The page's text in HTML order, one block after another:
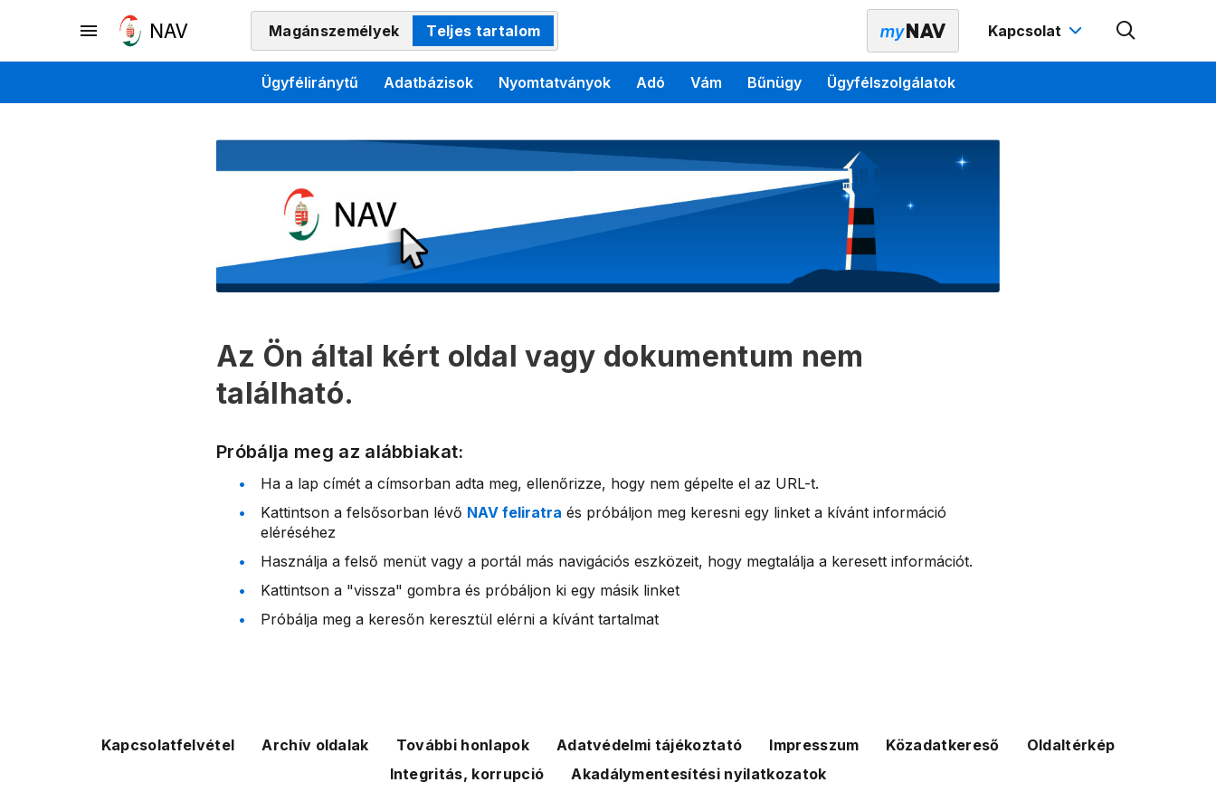
Magánszemélyek Teljes tartalom Kapcsolat
Ügyféliránytű Adatbázisok Nyomtatványok Adó Vám Bűnügy Ügyfélszolgálatok
Az Ön által kért oldal vagy dokumentum nem
található.
Próbálja meg az alábbiakat:
Ha a lap címét a címsorban adta meg, ellenőrizze, hogy nem gépelte el az URL-t.
Kattintson a felsősorban lévő NAV feliratra és próbáljon meg keresni egy linket a kívánt információ
eléréséhez
Használja a felső menüt vagy a portál más navigációs eszközeit, hogy megtalálja a keresett információt.
Kattintson a "vissza" gombra és próbáljon ki egy másik linket
Próbálja meg a keresőn keresztül elérni a kívánt tartalmat
Kapcsolatfelvétel Archív oldalak További honlapok Adatvédelmi tájékoztató Impresszum Közadatkereső
Oldaltérkép
Integritás, korrupció
Akadálymentesítési nyilatkozatok